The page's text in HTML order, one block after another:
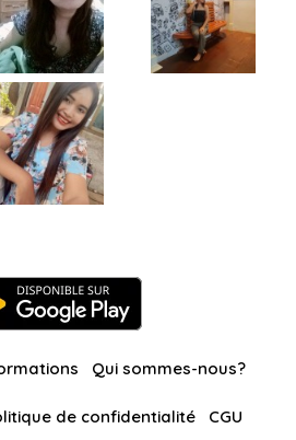
Qui sommes-nous?
de confidentialité CGU